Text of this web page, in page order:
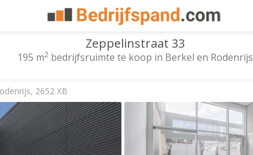
2652 XB
Zeppelinstraat 33
195 m2 bedrijfsruimte te koop in Berkel en Rodenrijs